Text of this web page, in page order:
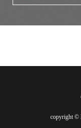
copyright ©